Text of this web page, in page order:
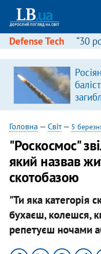
Defense Tech “30
Головна — Світ— 5
"Роскосмос"
який назвав
скотобазою
"Ти яка категорія
бухаєш, колешся,
репетуєш ночами